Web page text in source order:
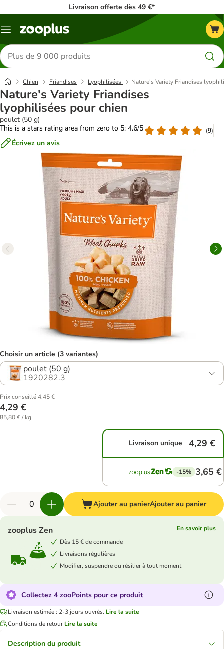
Livraison offerte dès 49 €*
Menu
Rechercher
des
produits
Chien Friandises Lyophilisées Nature's Variety Friandises
Nature's Variety Friandises
lyophilisées pour chien
poulet (50 g)
This is a stars rating area from zero to 5: 4.6/5
(9)
Écrivez un avis
Choisir un article (3 variantes)
poulet (50 g)
1920282.3
Prix conseillé 4,45 €
4,29 €
85,80 € / kg
Livraison unique 4,29 €
-15% 3,65 €
Ajouter au panierAjouter au panier
zooplus Zen
En savoir plus
Dès 15 € de commande
Livraisons régulières
Modifier, suspendre ou résilier à tout moment
Collectez 4 zooPoints pour ce produit
Livraison estimée : 2-3 jours ouvrés. Lire la suite
Conditions de retour Lire la suite
Description du produit